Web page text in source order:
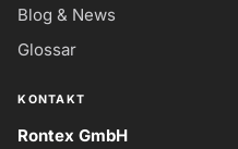
Blog & News
Glossar
KONTAKT
Rontex GmbH